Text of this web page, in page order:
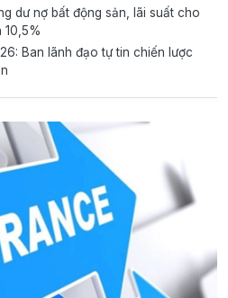
dư nợ bất động sản, lãi suất cho
10,5%
Ban lãnh đạo tự tin chiến lược